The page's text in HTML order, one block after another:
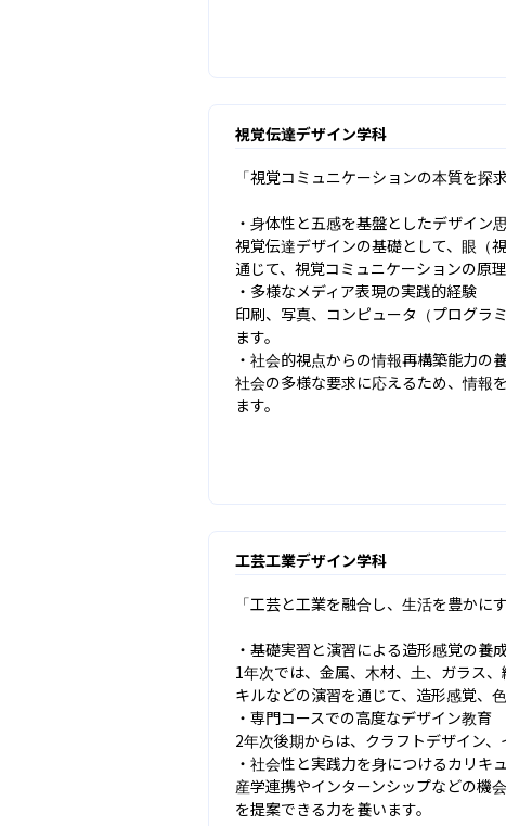
視覚伝達デザイン学科
「視覚コミュニケーションの本質を探
・身体性と五感を基盤としたデザイン
視覚伝達デザインの基礎として、眼（
通じて、視覚コミュニケーションの原
・多様なメディア表現の実践的経験
印刷、写真、コンピュータ（プログラ
ます。
・社会的視点からの情報再構築能力の
社会の多様な要求に応えるため、情報
ます。
工芸工業デザイン学科
「工芸と工業を融合し、生活を豊かに
・基礎実習と演習による造形感覚の養
1年次では、金属、木材、土、ガラス
キルなどの演習を通じて、造形感覚、
・専門コースでの高度なデザイン教育
2年次後期からは、クラフトデザイン
・社会性と実践力を身につけるカリキ
産学連携やインターンシップなどの機
を提案できる力を養います。